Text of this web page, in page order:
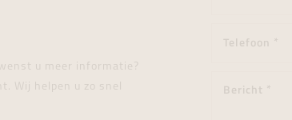
u meer informatie?
Wij helpen u zo snel